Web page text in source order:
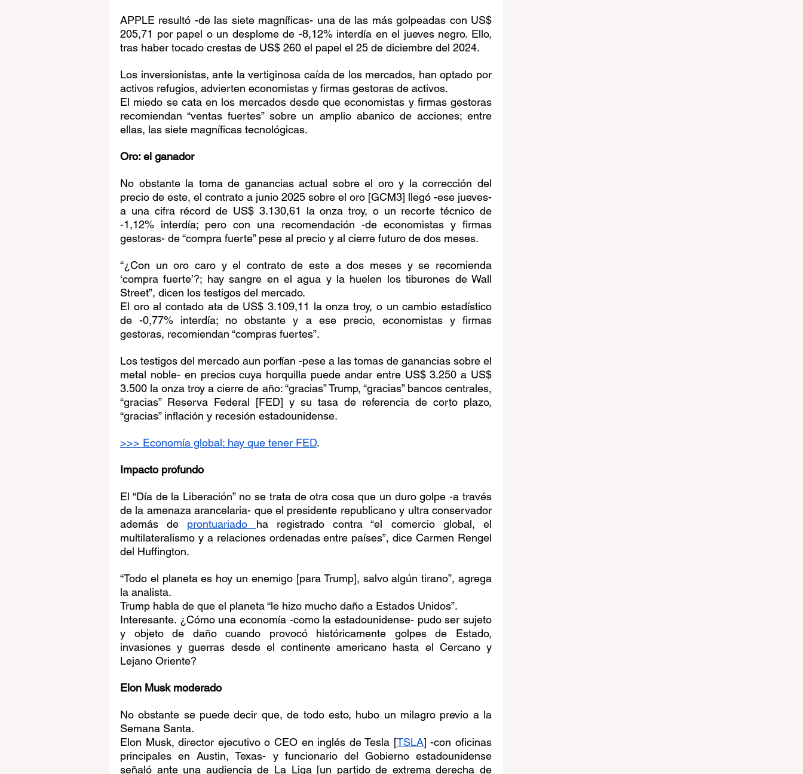
APPLE resultó -de las siete magníficas- una de las más golpeadas con US$
205,71 por papel o un desplome de -8,12% interdía en el jueves negro. Ello,
tras haber tocado crestas de US$ 260 el papel el 25 de diciembre del 2024.
Los inversionistas, ante la vertiginosa caída de los mercados, han optado por
activos refugios, advierten economistas y firmas gestoras de activos.
El miedo se cata en los mercados desde que economistas y firmas gestoras
recomiendan “ventas fuertes” sobre un amplio abanico de acciones; entre
ellas, las siete magníficas tecnológicas.
Oro: el ganador
No obstante la toma de ganancias actual sobre el oro y la corrección del
precio de este, el contrato a junio 2025 sobre el oro [GCM3] llegó -ese jueves-
a una cifra récord de US$ 3.130,61 la onza troy, o un recorte técnico de
-1,12% interdía; pero con una recomendación -de economistas y firmas
gestoras- de “compra fuerte” pese al precio y al cierre futuro de dos meses.
“¿Con un oro caro y el contrato de este a dos meses y se recomienda
‘compra fuerte’?; hay sangre en el agua y la huelen los tiburones de Wall
Street”, dicen los testigos del mercado.
El oro al contado ata de US$ 3.109,11 la onza troy, o un cambio estadístico
de -0,77% interdía; no obstante y a ese precio, economistas y firmas
gestoras, recomiendan “compras fuertes”.
Los testigos del mercado aun porfían -pese a las tomas de ganancias sobre el
metal noble- en precios cuya horquilla puede andar entre US$ 3.250 a US$
3.500 la onza troy a cierre de año: “gracias” Trump, “gracias” bancos centrales,
“gracias” Reserva Federal [FED] y su tasa de referencia de corto plazo,
“gracias” inflación y recesión estadounidense.
>>> Economía global: hay que tener FED.
Impacto profundo
El “Día de la Liberación” no se trata de otra cosa que un duro golpe -a través
de la amenaza arancelaria- que el presidente republicano y ultra conservador
además de prontuariado ha registrado contra “el comercio global, el
multilateralismo y a relaciones ordenadas entre países”, dice Carmen Rengel
del Huffington.
“Todo el planeta es hoy un enemigo [para Trump], salvo algún tirano”, agrega
la analista.
Trump habla de que el planeta “le hizo mucho daño a Estados Unidos”.
Interesante. ¿Cómo una economía -como la estadounidense- pudo ser sujeto
y objeto de daño cuando provocó históricamente golpes de Estado,
invasiones y guerras desde el continente americano hasta el Cercano y
Lejano Oriente?
Elon Musk moderado
No obstante se puede decir que, de todo esto, hubo un milagro previo a la
Semana Santa.
Elon Musk, director ejecutivo o CEO en inglés de Tesla [TSLA] -con oficinas
principales en Austin, Texas- y funcionario del Gobierno estadounidense
señaló ante una audiencia de La Liga [un partido de extrema derecha de